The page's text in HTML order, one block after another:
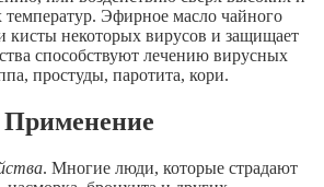
температур. Эфирное масло чайного
кисты некоторых вирусов и защищает
способствуют лечению вирусных
простуды, паротита, кори.
Применение
. Многие люди, которые страдают